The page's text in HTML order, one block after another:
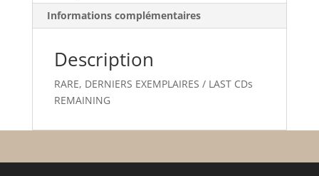
Informations complémentaires
Description
RARE, DERNIERS EXEMPLAIRES / LAST CDs
REMAINING